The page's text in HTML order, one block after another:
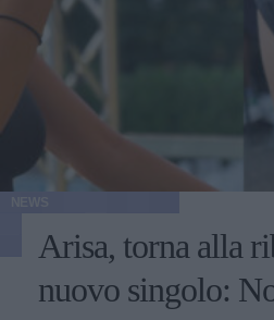
Arisa, torna alla
nuovo singolo: